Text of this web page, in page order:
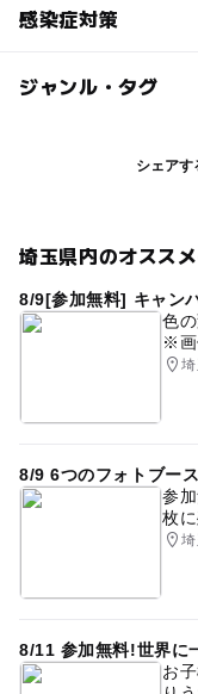
3歳･4歳･5歳･6歳
注意・制限事項
注意・制限事項
このイベントは
の相談をご希望
ビスです。
2週間程度でお届
無料撮影会と相
らかのみのご参
予約制イベント
ご予約のお時間
をお断りするこ
子供の料金
感染症対策
【感染症対策の配
様の判断に委ね
マスク着用もス
識お願いいたし
いたしますので
お、感染症対策
ておりますので
ジャンル・タグ
タグ
撮影会 撮影
フ
シェアす
埼玉県内のオスス
8/9[参加無料] キャン
色
※画
8/9 6つのフォトブー
参
枚
8/11 参加無料!世界に
お